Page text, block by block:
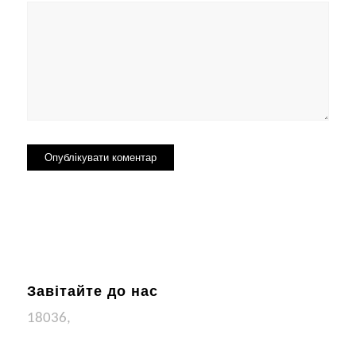
Завітайте до нас
18036,